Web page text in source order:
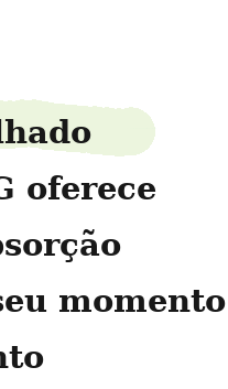
oferece
momento